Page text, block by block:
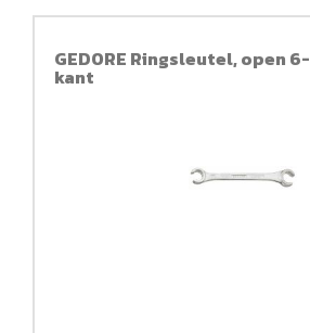
GEDORE Ringsleutel, open 6-
kant